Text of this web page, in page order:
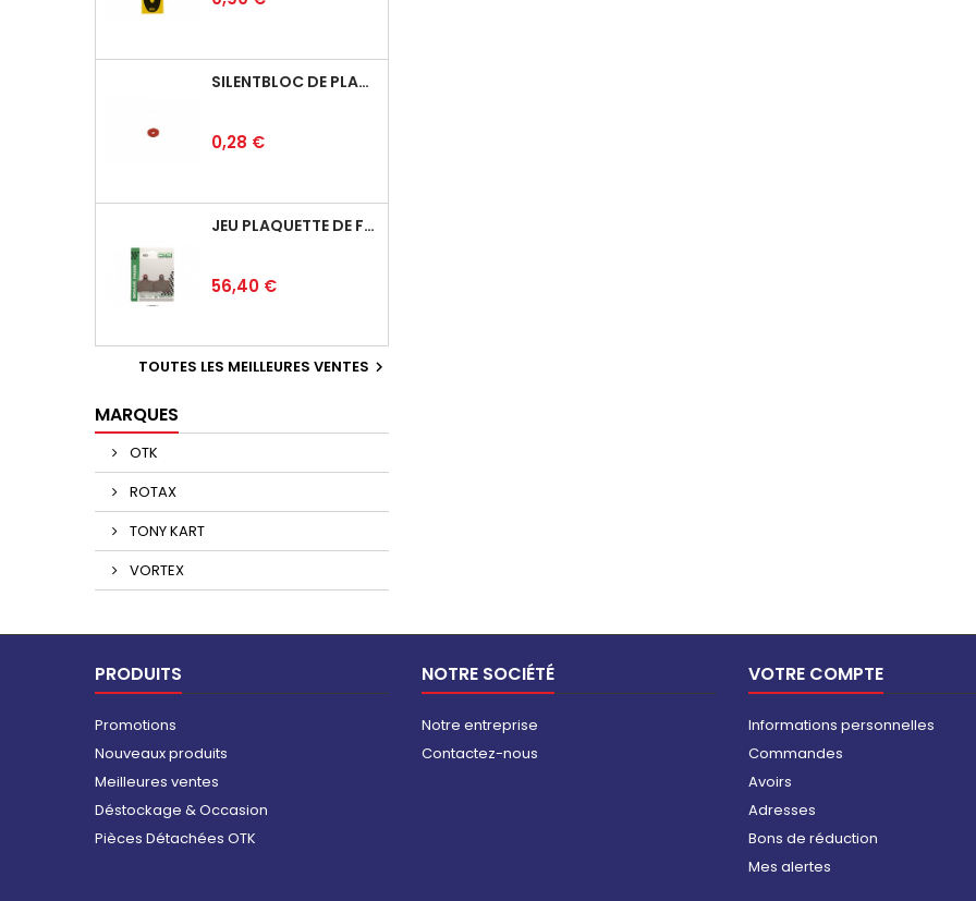
SILENTBLOC DE PLANCHER
Prix
0,28 €
JEU PLAQUETTE DE FREIN ARRIÈRE BSD
Prix
56,40 €
TOUTES LES MEILLEURES VENTES 
MARQUES
OTK
ROTAX
TONY KART
VORTEX
PRODUITS
Promotions
Nouveaux produits
Meilleures ventes
Déstockage & Occasion
Pièces Détachées OTK
NOTRE SOCIÉTÉ
Notre entreprise
Contactez-nous
VOTRE COMPTE
Informations personnelles
Commandes
Avoirs
Adresses
Bons de réduction
Mes alertes